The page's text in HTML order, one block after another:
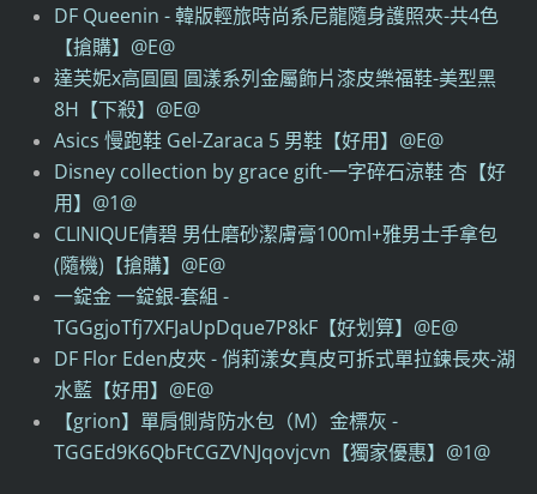
DF Queenin - 韓版輕旅時尚系尼龍隨身護照夾-共4色
【搶購】@E@
達芙妮x高圓圓 圓漾系列金屬飾片漆皮樂福鞋-美型黑
8H【下殺】@E@
Asics 慢跑鞋 Gel-Zaraca 5 男鞋【好用】@E@
Disney collection by grace gift-一字碎石涼鞋 杏【好
用】@1@
CLINIQUE倩碧 男仕磨砂潔膚膏100ml+雅男士手拿包
(隨機)【搶購】@E@
一錠金 一錠銀-套組 -
TGGgjoTfj7XFJaUpDque7P8kF【好划算】@E@
DF Flor Eden皮夾 - 俏莉漾女真皮可拆式單拉鍊長夾-湖
水藍【好用】@E@
【grion】單肩側背防水包（M）金標灰 -
TGGEd9K6QbFtCGZVNJqovjcvn【獨家優惠】@1@